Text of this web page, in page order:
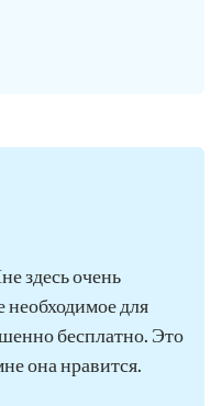
здесь очень
необходимое для
бесплатно. Это
она нравится.